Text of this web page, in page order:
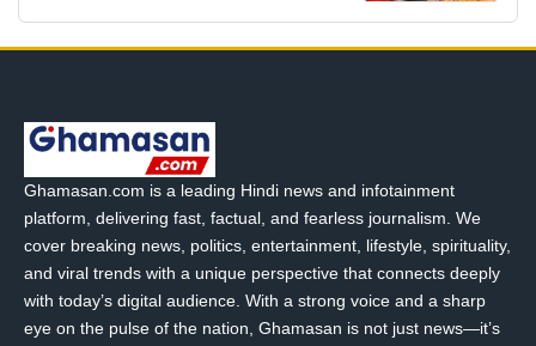
Ghamasan.com is a leading Hindi news and infotainment
platform, delivering fast, factual, and fearless journalism. We
cover breaking news, politics, entertainment, lifestyle, spirituality,
and viral trends with a unique perspective that connects deeply
with today’s digital audience. With a strong voice and a sharp
eye on the pulse of the nation, Ghamasan is not just news—it’s